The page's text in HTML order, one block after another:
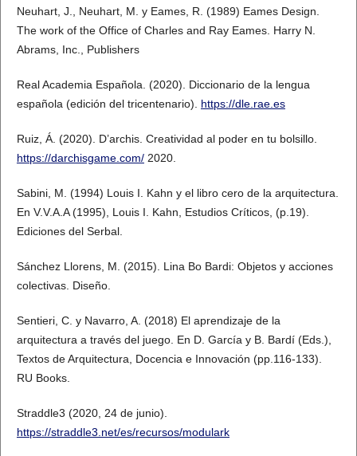
Neuhart, J., Neuhart, M. y Eames, R. (1989) Eames Design.
The work of the Office of Charles and Ray Eames. Harry N.
Abrams, Inc., Publishers
Real Academia Española. (2020). Diccionario de la lengua
española (edición del tricentenario). https://dle.rae.es
Ruiz, Á. (2020). D’archis. Creatividad al poder en tu bolsillo.
https://darchisgame.com/2020.
Sabini, M. (1994) Louis I. Kahn y el libro cero de la arquitectura.
En V.V.A.A (1995), Louis I. Kahn, Estudios Críticos, (p.19).
Ediciones del Serbal.
Sánchez Llorens, M. (2015). Lina Bo Bardi: Objetos y acciones
colectivas. Diseño.
Sentieri, C. y Navarro, A. (2018) El aprendizaje de la
arquitectura a través del juego. En D. García y B. Bardí (Eds.),
Textos de Arquitectura, Docencia e Innovación (pp.116-133).
RU Books.
Straddle3 (2020, 24 de junio).
https://straddle3.net/es/recursos/modulark